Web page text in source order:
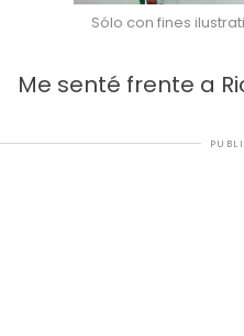
Sólo con fines
Me senté frente a